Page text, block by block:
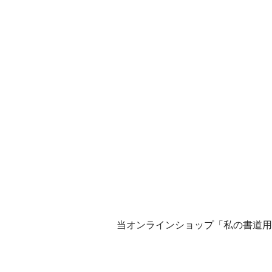
当オンラインショップ「私の書道